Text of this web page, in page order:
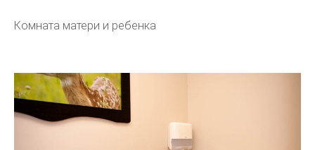
Комната матери и ребенка